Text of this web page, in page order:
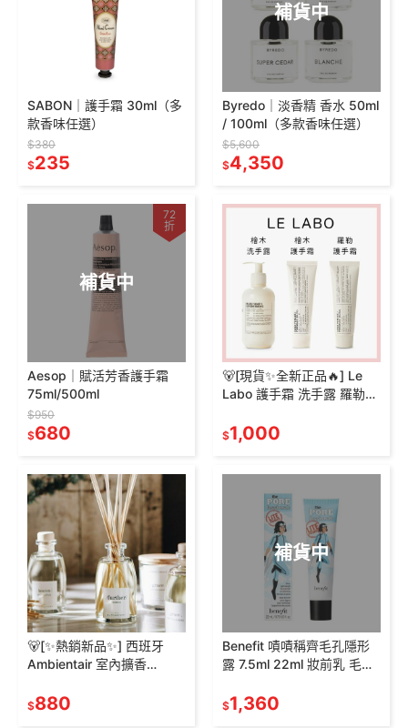
SABON｜護手霜 30ml（多
款香味任選）
$380
$235
補貨中
Byredo｜淡香精 香水 50ml
/ 100ml（多款香味任選）
$5,600
$4,350
補貨中
72
折
Aesop｜賦活芳香護手霜
75ml/500ml
$950
$680
🐻[現貨✨全新正品🔥] Le
Labo 護手霜 洗手露 羅勒護
手部護理系列
$1,000
🐻[✨熱銷新品✨] 西班牙
Ambientair 室內擴香
精油擴香 💖
$880
補貨中
Benefit 嘖嘖稱齊毛孔隱形
露 7.5ml 22ml 妝前乳 毛孔
$1,360